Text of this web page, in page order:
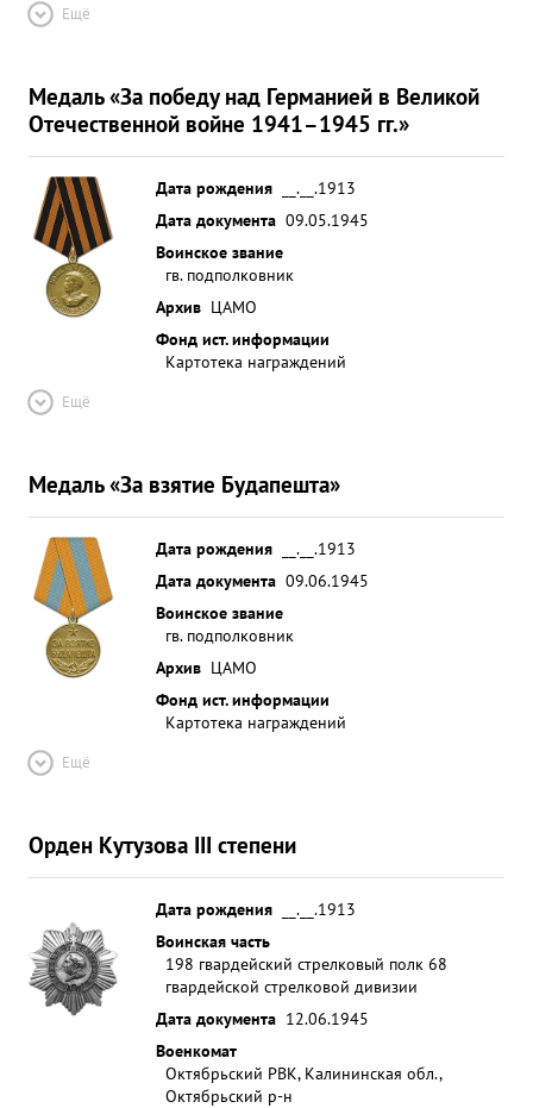
Ещё
Медаль «За победу над Германией в Великой
Отечественной войне 1941–1945 гг.»
Дата рождения
__.__.1913
Дата документа 09.05.1945
Воинское звание
гв. подполковник
Архив ЦАМО
Фонд ист. информации
Картотека награждений
Ещё
Медаль «За взятие Будапешта»
Дата рождения
__.__.1913
Дата документа 09.06.1945
Воинское звание
гв. подполковник
Архив ЦАМО
Фонд ист. информации
Картотека награждений
Ещё
Орден Кутузова III степени
Дата рождения
__.__.1913
Воинская часть
198 гвардейский стрелковый полк 68
гвардейской стрелковой дивизии
Дата документа 12.06.1945
Военкомат
Октябрьский РВК, Калининская обл.,
Октябрьский р-н